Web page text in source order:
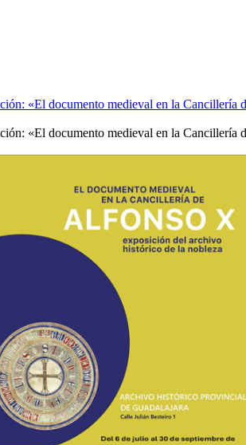
«El documento medieval en la Cancillería
«El documento medieval en la Cancillería